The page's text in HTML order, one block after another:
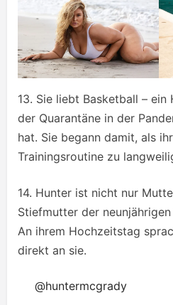
13. Sie liebt Basketball –
der Quarantäne in der
hat. Sie begann damit, als
Trainingsroutine zu
14. Hunter ist nicht nur
Stiefmutter der
An ihrem Hochzeitstag
direkt an sie.
@huntermcgrady